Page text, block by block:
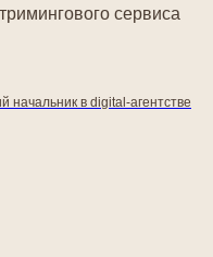
сервиса
в digital-агентстве